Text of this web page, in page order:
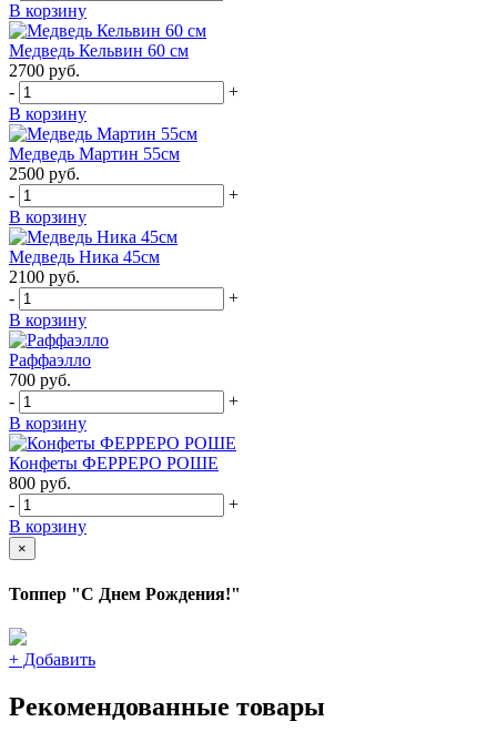
В корзину
Медведь Кельвин 60 см
2700 руб.
-
+
В корзину
Медведь Мартин 55см
2500 руб.
-
+
В корзину
Медведь Ника 45см
2100 руб.
-
+
В корзину
Раффаэлло
700 руб.
-
+
В корзину
Конфеты ФЕРРЕРО РОШЕ
800 руб.
-
+
В корзину
×
Топпер "С Днем Рождения!"
+ Добавить
Рекомендованные товары